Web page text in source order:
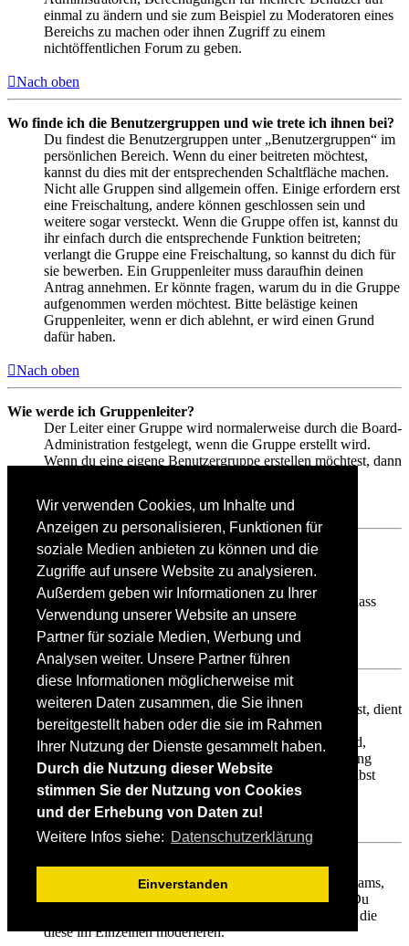
Wir verwenden Cookies, um Inhalte und
Anzeigen zu personalisieren, Funktionen für
soziale Medien anbieten zu können und die
Zugriffe auf unsere Website zu analysieren.
Außerdem geben wir Informationen zu Ihrer
Verwendung unserer Website an unsere
Partner für soziale Medien, Werbung und
Analysen weiter. Unsere Partner führen
diese Informationen möglicherweise mit
weiteren Daten zusammen, die Sie ihnen
bereitgestellt haben oder die sie im Rahmen
Ihrer Nutzung der Dienste gesammelt haben.
Durch die Nutzung dieser Website
stimmen Sie der Nutzung von Cookies
und der Erhebung von Daten zu!
Weitere Infos siehe: Datenschutzerklärung
Einverstanden
einmal zu ändern und sie zum Beispiel zu Moderatoren eines
Bereichs zu machen oder ihnen Zugriff zu einem
nichtöffentlichen Forum zu geben.
Nach oben
Wo finde ich die Benutzergruppen und wie trete ich ihnen bei?
Du findest die Benutzergruppen unter „Benutzergruppen“ im
persönlichen Bereich. Wenn du einer beitreten möchtest,
kannst du dies mit der entsprechenden Schaltfläche machen.
Nicht alle Gruppen sind allgemein offen. Einige erfordern erst
eine Freischaltung, andere können geschlossen sein und
weitere sogar versteckt. Wenn die Gruppe offen ist, kannst du
ihr einfach durch die entsprechende Funktion beitreten;
verlangt die Gruppe eine Freischaltung, so kannst du dich für
sie bewerben. Ein Gruppenleiter muss daraufhin deinen
Antrag annehmen. Er könnte fragen, warum du in die Gruppe
aufgenommen werden möchtest. Bitte belästige keinen
Gruppenleiter, wenn er dich ablehnt, er wird einen Grund
dafür haben.
Nach oben
Wie werde ich Gruppenleiter?
Der Leiter einer Gruppe wird normalerweise durch die Board-
Administration festgelegt, wenn die Gruppe erstellt wird.
Wenn du eine eigene Benutzergruppe erstellen möchtest, dann
Nach oben
Weshalb werden verschiedene Benutzergruppen farbig
dargestellt?
Es ist der Board-Administration möglich, den
Benutzergruppen verschiedene Farben zuzuteilen, so dass
deren Mitglieder leichter zu identifizieren sind.
Nach oben
Wenn du Mitglied in mehr als einer Benutzergruppe bist, dient
die Hauptgruppe dazu, deine Gruppenfarbe sowie den
Gruppenrang, der bei dir standardmäßig angezeigt wird,
festzulegen. Ein Administrator kann dir die Berechtigung
geben, deine Hauptgruppe im persönlichen Bereich selbst
festzulegen.
Was bedeutet der „Das Team“-Link auf der Startseite?
Auf dieser Seite findest du eine Auflistung des Forenteams,
einschließlich der Administratoren, der Moderatoren. Du
findest hier auch weitere Informationen wie die Foren, die
diese im Einzelnen moderieren.